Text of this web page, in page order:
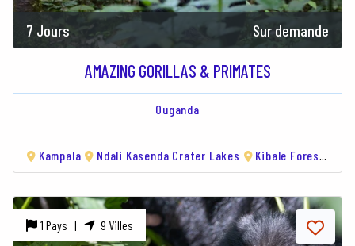
7 Jours Sur demande
AMAZING GORILLAS & PRIMATES
Ouganda
Kampala Ndali Kasenda Crater Lakes Kibale Forest National Park
1 Pays | 9 Villes